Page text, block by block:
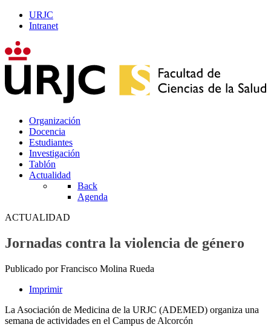
URJC
Intranet
Organización
Docencia
Estudiantes
Investigación
Tablón
Actualidad
Back
Agenda
ACTUALIDAD
Jornadas contra la violencia de género
Publicado por Francisco Molina Rueda
Imprimir
La Asociación de Medicina de la URJC (ADEMED) organiza una
semana de actividades en el Campus de Alcorcón